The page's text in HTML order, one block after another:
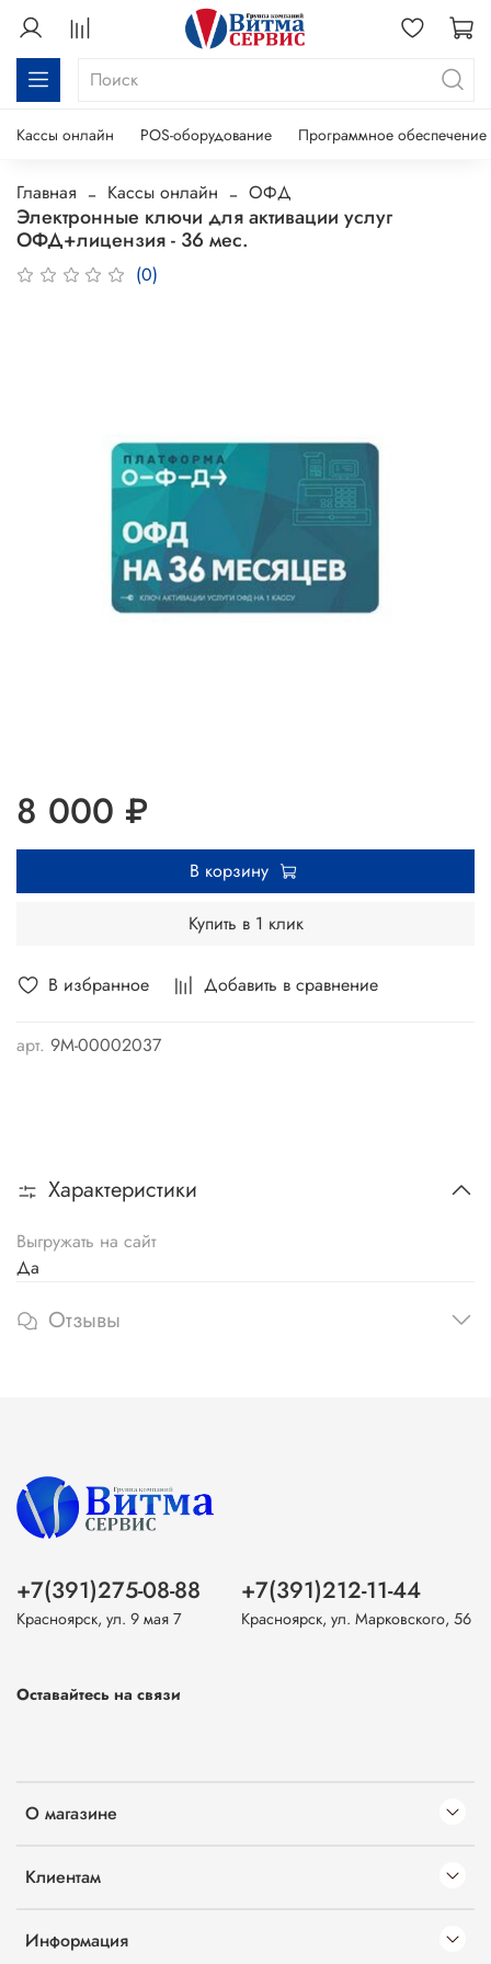
Кассы онлайн POS-оборудование Программное обеспечение
Главная Кассы онлайн ОФД
Электронные ключи для активации услуг
ОФД+лицензия - 36 мес.
(0)
В избранное Добавить в сравнение
арт. 9М-00002037
8 000 ₽
В корзину
Купить в 1 клик
Характеристики
Выгружать на сайт
Да
Отзывы
О магазине
Клиентам
Информация
+7(391)275-08-88
Красноярск, ул. 9 мая 7
+7(391)212-11-44
Красноярск, ул. Марковского, 56
Оставайтесь на связи